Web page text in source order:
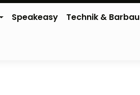
Speakeasy Technik & Barbau